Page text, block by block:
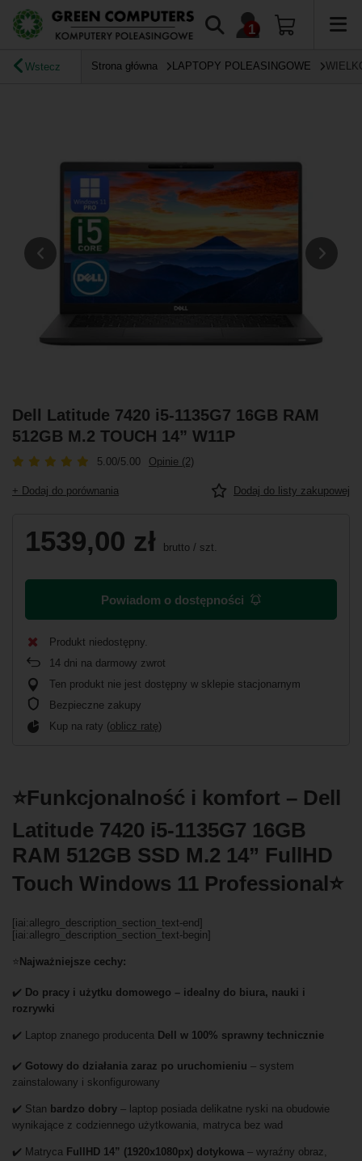
Wstecz Strona główna LAPTOPY POLEASINGOWE
Dell Latitude 7420 i5-1135G7 16GB RAM
512GB M.2 TOUCH 14” W11P
5.00/5.00 Opinie (2)
+ Dodaj do porównania Dodaj do listy zakupowej
1539,00 zł brutto / szt.
Powiadom o dostępności
Produkt niedostępny
14 dni na darmowy zwrot
Ten produkt nie jest dostępny w sklepie stacjonarnym
Bezpieczne zakupy
Kup na raty (oblicz ratę)
⭐Funkcjonalność i komfort – Dell
Latitude 7420 i5-1135G7 16GB
RAM 512GB SSD M.2 14” FullHD
Touch Windows 11 Professional⭐
[iai:allegro_description_section_text-end]
[iai:allegro_description_section_text-begin]
⭐ Najważniejsze cechy:
✔️ Do pracy i użytku domowego – idealny do biura, nauki i
rozrywki
✔️ Laptop znanego producenta Dell w 100% sprawny technicznie
✔️ Gotowy do działania zaraz po uruchomieniu – system
zainstalowany i skonfigurowany
✔️ Stan bardzo dobry – laptop posiada delikatne ryski na obudowie
wynikające z codziennego użytkowania, matryca bez wad
✔️ Matryca FullHD 14” (1920x1080px) dotykowa – wyraźny obraz,